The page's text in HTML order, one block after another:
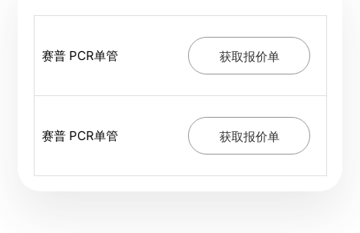
赛普 PCR单管 获取报价单
赛普 PCR单管 获取报价单